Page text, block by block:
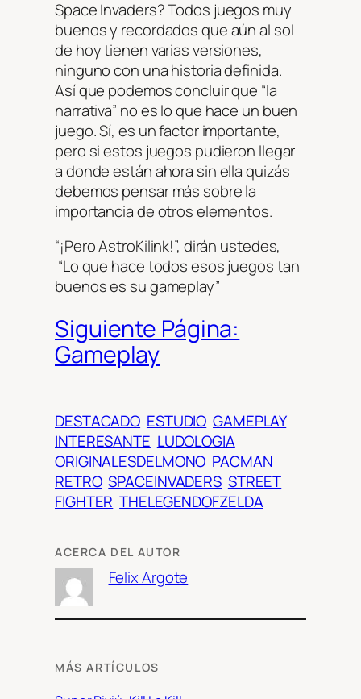
Space Invaders? Todos juegos muy
buenos y recordados que aún al sol
de hoy tienen varias versiones,
ninguno con una historia definida.
Así que podemos concluir que “la
narrativa” no es lo que hace un buen
juego. Sí, es un factor importante,
pero si estos juegos pudieron llegar
a donde están ahora sin ella quizás
debemos pensar más sobre la
importancia de otros elementos.
“¡Pero AstroKilink!”, dirán ustedes,
“Lo que hace todos esos juegos tan
buenos es su gameplay”
Siguiente Página:
Gameplay
DESTACADO ESTUDIO GAMEPLAY
INTERESANTE LUDOLOGIA
ORIGINALESDELMONO PACMAN
RETRO SPACEINVADERS STREET
FIGHTER THELEGENDOFZELDA
ACERCA DEL AUTOR
Felix Argote
MÁS ARTÍCULOS